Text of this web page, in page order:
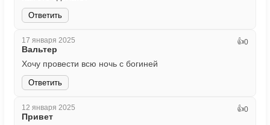
Ответить
17 января 2025
Вальтер
👍0
Хочу провести всю ночь с богиней
Ответить
12 января 2025
Привет
👍0